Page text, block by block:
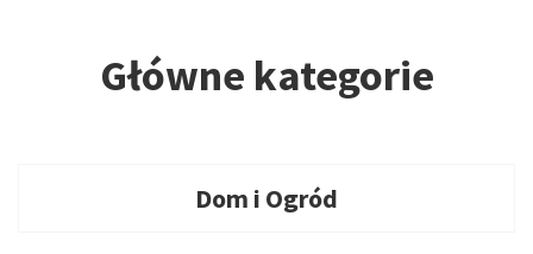
Główne kategorie
Dom i Ogród